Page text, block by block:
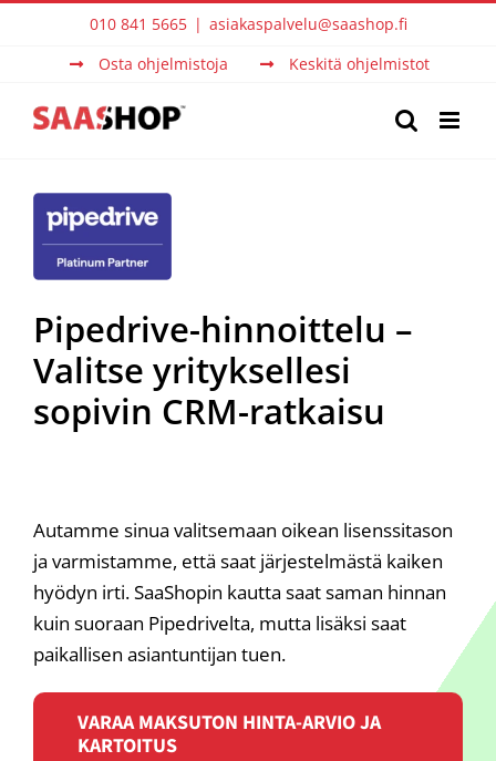
010 841 5665 | asiakaspalvelu@saashop.fi
Osta ohjelmistoja
Keskitä ohjelmistot
Pipedrive-hinnoittelu –
Valitse yrityksellesi
sopivin CRM-ratkaisu
Autamme sinua valitsemaan oikean lisenssitason
ja varmistamme, että saat järjestelmästä kaiken
hyödyn irti. SaaShopin kautta saat saman hinnan
kuin suoraan Pipedrivelta, mutta lisäksi saat
paikallisen asiantuntijan tuen.
VARAA MAKSUTON HINTA-ARVIO JA
KARTOITUS